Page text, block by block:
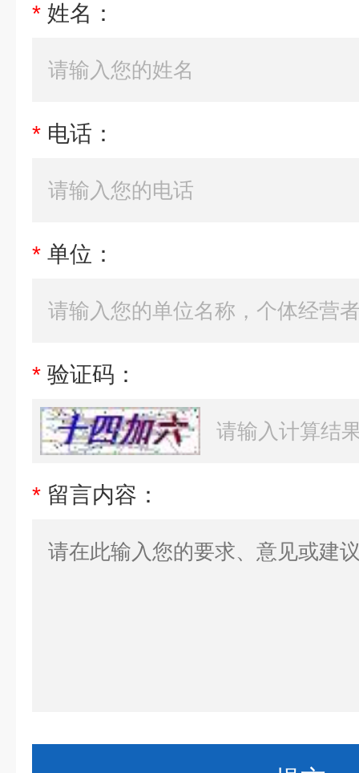
* 姓名：
* 电话：
* 单位：
* 验证码：
* 留言内容：